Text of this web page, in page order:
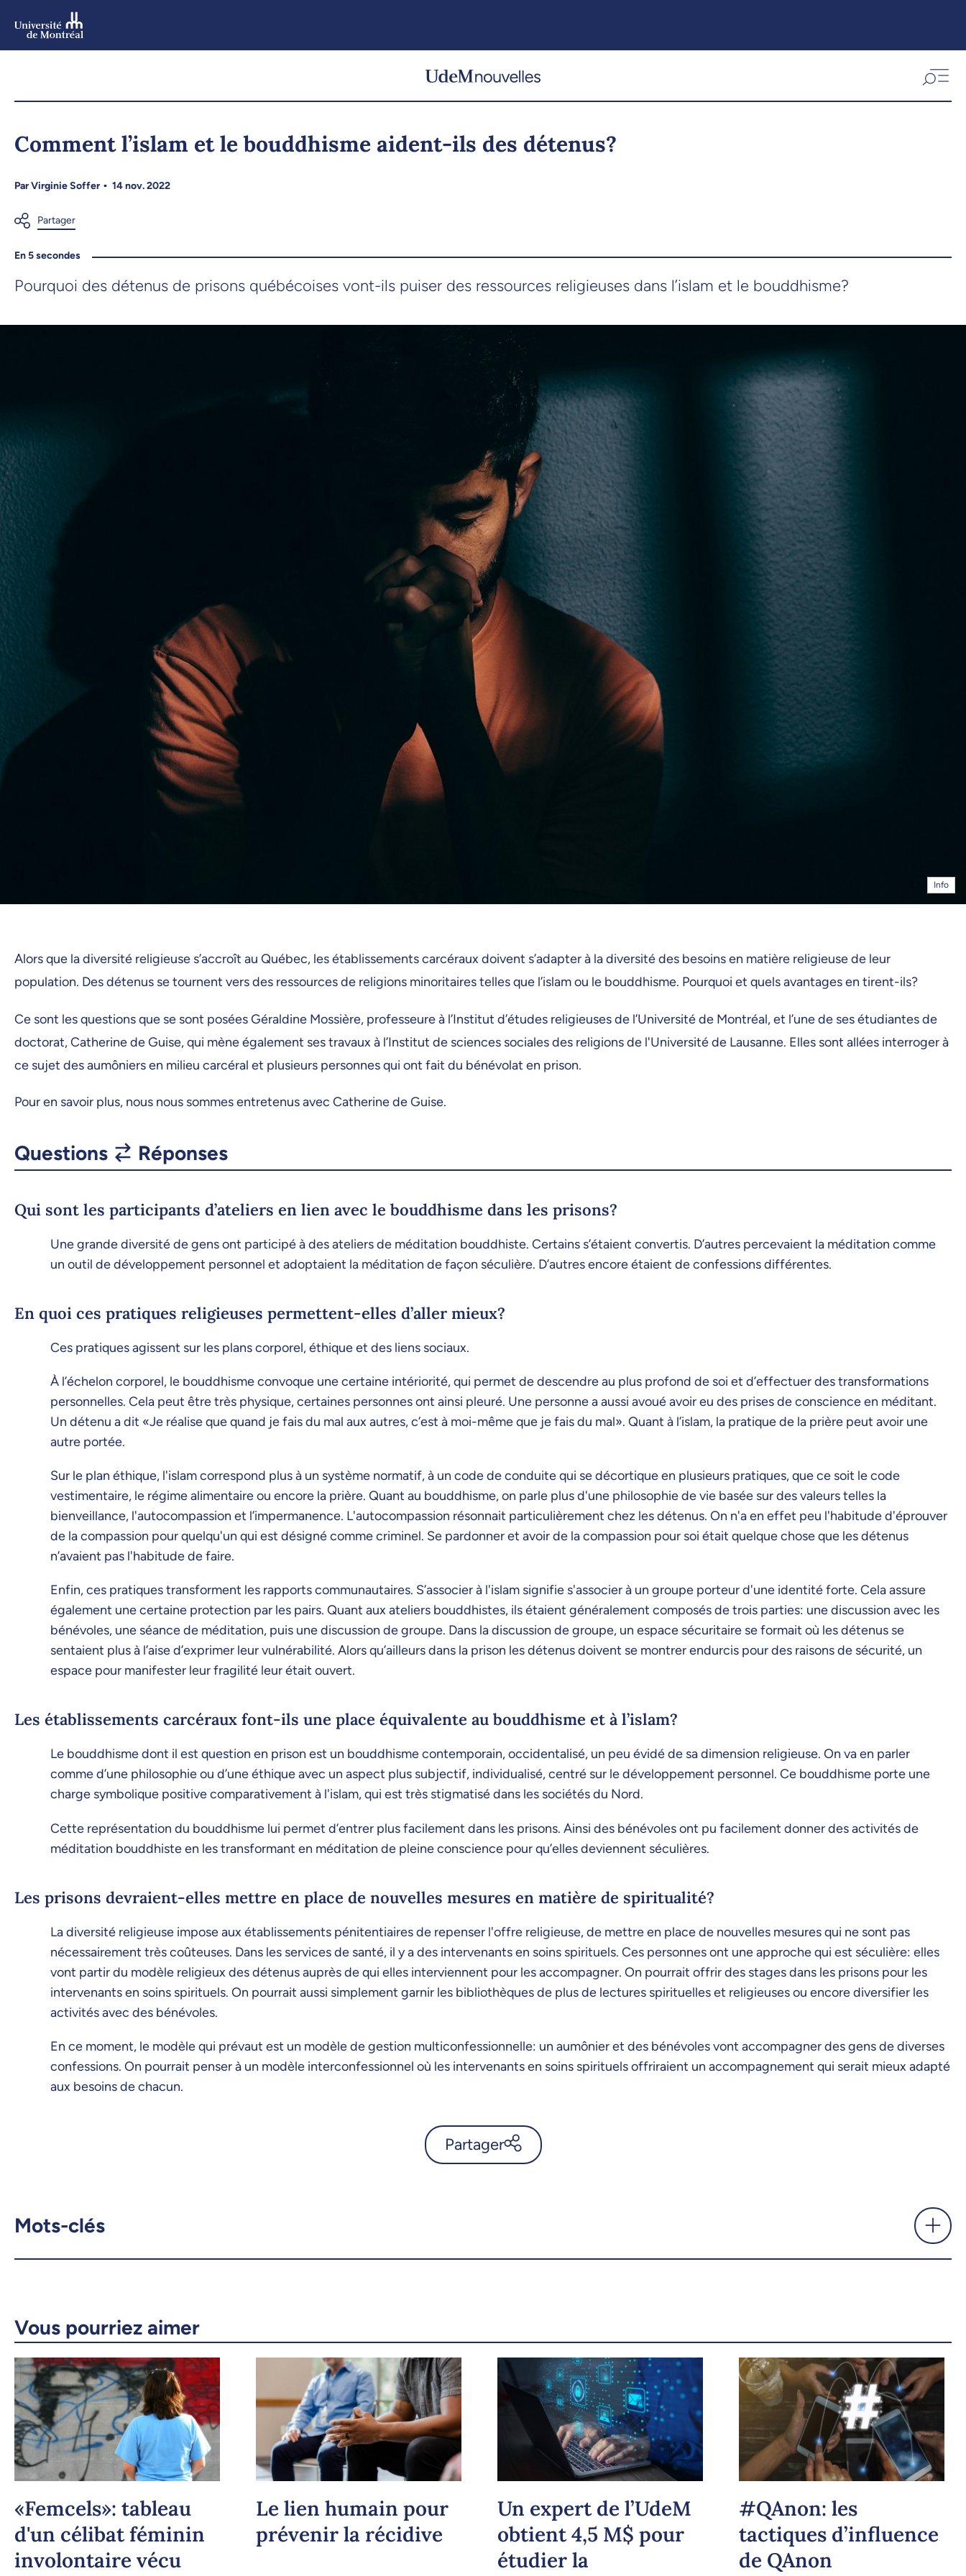
Comment l’islam et le bouddhisme aident-ils des détenus?
ParVirginie Soffer 14 nov. 2022
En 5 secondes
Pourquoi des détenus de prisons québécoises vont-ils puiser des ressources religieuses dans l’islam et le bouddhisme?
Info
Alors que la diversité religieuse s’accroît au Québec, les établissements carcéraux doivent s’adapter à la diversité des besoins en matière religieuse de leur
population. Des détenus se tournent vers des ressources de religions minoritaires telles que l’islam ou le bouddhisme. Pourquoi et quels avantages en tirent-ils?
Ce sont les questions que se sont posées Géraldine Mossière, professeure à l’Institut d’études religieuses de l’Université de Montréal, et l’une de ses étudiantes de
doctorat, Catherine de Guise, qui mène également ses travaux à l’Institut de sciences sociales des religions de l'Université de Lausanne. Elles sont allées interroger à
ce sujet des aumôniers en milieu carcéral et plusieurs personnes qui ont fait du bénévolat en prison.
Pour en savoir plus, nous nous sommes entretenus avec Catherine de Guise.
Questions Réponses
Qui sont les participants d’ateliers en lien avec le bouddhisme dans les prisons?
Une grande diversité de gens ont participé à des ateliers de méditation bouddhiste. Certains s’étaient convertis. D’autres percevaient la méditation comme
un outil de développement personnel et adoptaient la méditation de façon séculière. D’autres encore étaient de confessions différentes.
En quoi ces pratiques religieuses permettent-elles d’aller mieux?
Ces pratiques agissent sur les plans corporel, éthique et des liens sociaux.
À l’échelon corporel, le bouddhisme convoque une certaine intériorité, qui permet de descendre au plus profond de soi et d’effectuer des transformations
personnelles. Cela peut être très physique, certaines personnes ont ainsi pleuré. Une personne a aussi avoué avoir eu des prises de conscience en méditant.
Un détenu a dit «Je réalise que quand je fais du mal aux autres, c’est à moi-même que je fais du mal». Quant à l’islam, la pratique de la prière peut avoir une
autre portée.
Sur le plan éthique, l'islam correspond plus à un système normatif, à un code de conduite qui se décortique en plusieurs pratiques, que ce soit le code
vestimentaire, le régime alimentaire ou encore la prière. Quant au bouddhisme, on parle plus d'une philosophie de vie basée sur des valeurs telles la
bienveillance, l'autocompassion et l’impermanence. L'autocompassion résonnait particulièrement chez les détenus. On n'a en effet peu l'habitude d'éprouver
de la compassion pour quelqu'un qui est désigné comme criminel. Se pardonner et avoir de la compassion pour soi était quelque chose que les détenus
n’avaient pas l'habitude de faire.
Enfin, ces pratiques transforment les rapports communautaires. S’associer à l'islam signifie s'associer à un groupe porteur d'une identité forte. Cela assure
également une certaine protection par les pairs. Quant aux ateliers bouddhistes, ils étaient généralement composés de trois parties: une discussion avec les
bénévoles, une séance de méditation, puis une discussion de groupe. Dans la discussion de groupe, un espace sécuritaire se formait où les détenus se
sentaient plus à l’aise d’exprimer leur vulnérabilité. Alors qu’ailleurs dans la prison les détenus doivent se montrer endurcis pour des raisons de sécurité, un
espace pour manifester leur fragilité leur était ouvert.
Les établissements carcéraux font-ils une place équivalente au bouddhisme et à l’islam?
Le bouddhisme dont il est question en prison est un bouddhisme contemporain, occidentalisé, un peu évidé de sa dimension religieuse. On va en parler
comme d’une philosophie ou d’une éthique avec un aspect plus subjectif, individualisé, centré sur le développement personnel. Ce bouddhisme porte une
charge symbolique positive comparativement à l'islam, qui est très stigmatisé dans les sociétés du Nord.
Cette représentation du bouddhisme lui permet d’entrer plus facilement dans les prisons. Ainsi des bénévoles ont pu facilement donner des activités de
méditation bouddhiste en les transformant en méditation de pleine conscience pour qu’elles deviennent séculières.
Les prisons devraient-elles mettre en place de nouvelles mesures en matière de spiritualité?
La diversité religieuse impose aux établissements pénitentiaires de repenser l'offre religieuse, de mettre en place de nouvelles mesures qui ne sont pas
nécessairement très coûteuses. Dans les services de santé, il y a des intervenants en soins spirituels. Ces personnes ont une approche qui est séculière: elles
vont partir du modèle religieux des détenus auprès de qui elles interviennent pour les accompagner. On pourrait offrir des stages dans les prisons pour les
intervenants en soins spirituels. On pourrait aussi simplement garnir les bibliothèques de plus de lectures spirituelles et religieuses ou encore diversifier les
activités avec des bénévoles.
En ce moment, le modèle qui prévaut est un modèle de gestion multiconfessionnelle: un aumônier et des bénévoles vont accompagner des gens de diverses
confessions. On pourrait penser à un modèle interconfessionnel où les intervenants en soins spirituels offriraient un accompagnement qui serait mieux adapté
aux besoins de chacun.
Partager
X.com Facebook
Mots-clés
Vous pourriez aimer
«Femcels»: tableau
d'un célibat féminin
involontaire vécu
Le lien humain pour
prévenir la récidive
Un expert de l’UdeM
obtient 4,5 M$ pour
étudier la
#QAnon: les
tactiques d’influence
de QAnon